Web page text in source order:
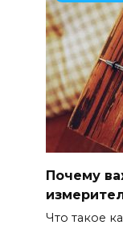
Почему
Что такое